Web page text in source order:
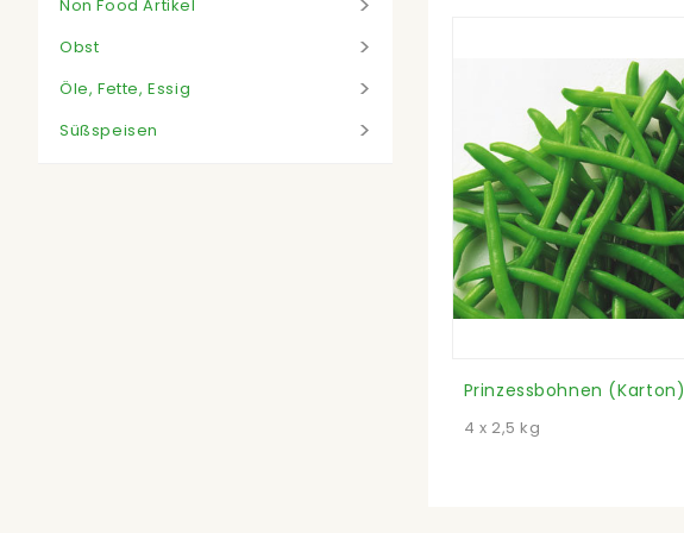
Prinzessbohnen (Karton)
4 x 2,5 kg
Non Food Artikel
Obst
Öle, Fette, Essig
Süßspeisen